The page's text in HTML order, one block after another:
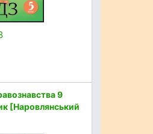
9
[Наровлянський